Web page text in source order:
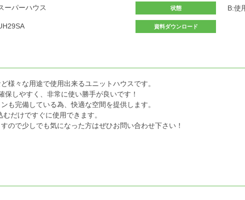
ーパーハウス 状態 B:使
資料ダウンロード
様々な用途で使用出来るユニットハウスです。
保しやすく、非常に使い勝手が良いです！
も完備している為、快適な空間を提供します。
だけですぐに使用できます。
ので少しでも気になった方はぜひお問い合わせ下さい！